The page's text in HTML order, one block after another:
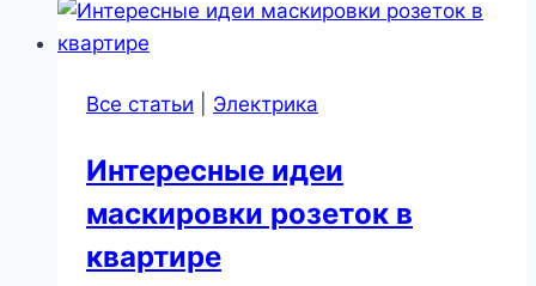
при
в
кофеварке
|
техника
Все статьи Электрика
Интересные идеи
маскировки розеток в
квартире